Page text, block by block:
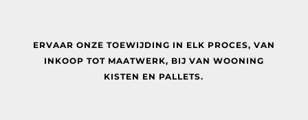
ERVAAR ONZE TOEWIJDING IN ELK PROCES, VAN
INKOOP TOT MAATWERK, BIJ VAN WOONING
KISTEN EN PALLETS.